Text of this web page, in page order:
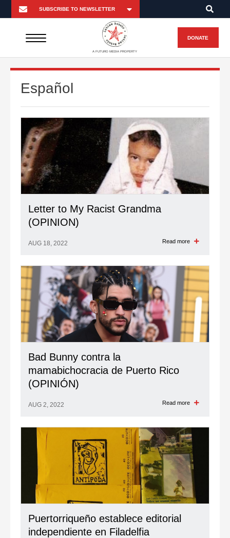
A FUTURO MEDIA PROPERTY
DONATE
Español
Letter to My Racist Grandma
(OPINION)
AUG 18, 2022 Read more
Bad Bunny contra la
mamabichocracia de Puerto Rico
(OPINIÓN)
AUG 2, 2022 Read more
Puertorriqueño establece editorial
independiente en Filadelfia